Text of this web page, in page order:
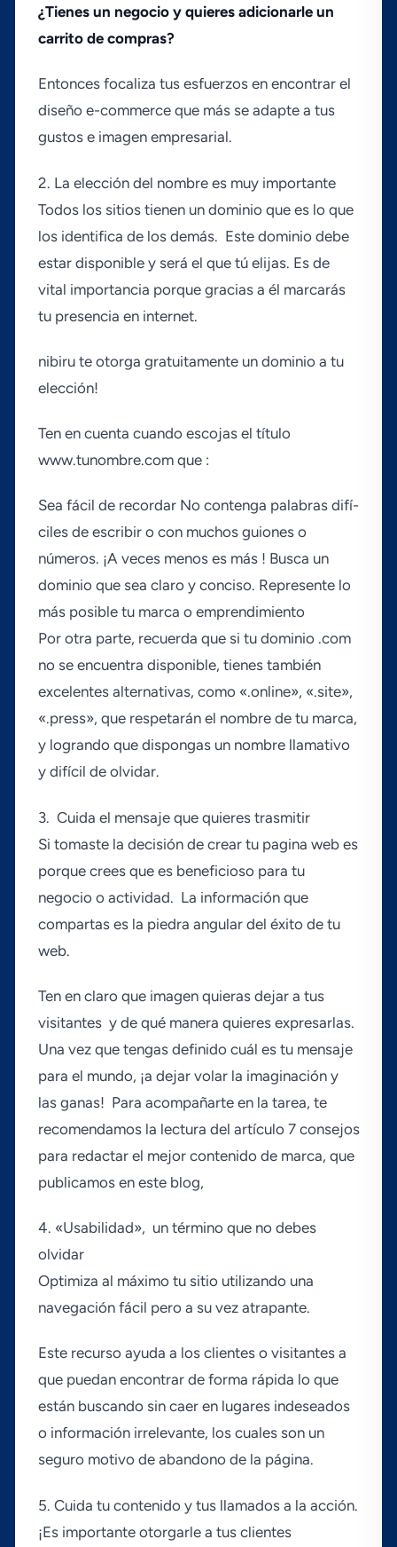
¿Tienes un negocio y quieres adicionarle un
carrito de compras?
Entonces focaliza tus esfuerzos en encontrar el
diseño e-commerce que más se adapte a tus
gustos e imagen empresarial.
2. La elección del nombre es muy importante
Todos los sitios tienen un dominio que es lo que
los identifica de los demás. Este dominio debe
estar disponible y será el que tú elijas. Es de
vital importancia porque gracias a él marcarás
tu presencia en internet.
nibiru te otorga gratuitamente un dominio a tu
elección!
Ten en cuenta cuando escojas el tí­tulo
www.tunombre.com que :
Sea fácil de recordar No contenga palabras difí­
ciles de escribir o con muchos guiones o
números. ¡A veces menos es más ! Busca un
dominio que sea claro y conciso. Represente lo
más posible tu marca o emprendimiento
Por otra parte, recuerda que si tu dominio .com
no se encuentra disponible, tienes también
excelentes alternativas, como «.online», «.site»,
«.press», que respetarán el nombre de tu marca,
y logrando que dispongas un nombre llamativo
y difí­cil de olvidar.
3. Cuida el mensaje que quieres trasmitir
Si tomaste la decisión de crear tu pagina web es
porque crees que es beneficioso para tu
negocio o actividad. La información que
compartas es la piedra angular del éxito de tu
web.
Ten en claro que imagen quieras dejar a tus
visitantes y de qué manera quieres expresarlas.
Una vez que tengas definido cuál es tu mensaje
para el mundo, ¡a dejar volar la imaginación y
las ganas! Para acompañarte en la tarea, te
recomendamos la lectura del artí­culo 7 consejos
para redactar el mejor contenido de marca, que
publicamos en este blog,
4. «Usabilidad», un término que no debes
olvidar
Optimiza al máximo tu sitio utilizando una
navegación fácil pero a su vez atrapante.
Este recurso ayuda a los clientes o visitantes a
que puedan encontrar de forma rápida lo que
están buscando sin caer en lugares indeseados
o información irrelevante, los cuales son un
seguro motivo de abandono de la página.
5. Cuida tu contenido y tus llamados a la acción.
¡Es importante otorgarle a tus clientes